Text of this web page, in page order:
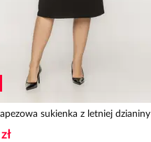
sukienka z letniej dzianiny